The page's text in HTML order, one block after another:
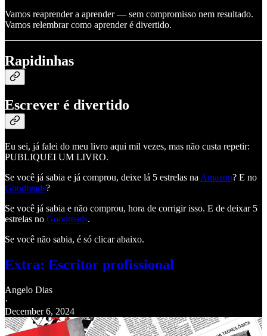
Vamos reaprender a aprender — sem compromisso nem resultado.
Vamos relembrar como aprender é divertido.
Rapidinhas
Escrever é divertido
Eu sei, já falei do meu livro aqui mil vezes, mas não custa repetir:
PUBLIQUEI UM LIVRO.
Se você já sabia e já comprou, deixe lá 5 estrelas na Amazon? E no
Goodreads?
Se você já sabia e não comprou, hora de corrigir isso. E de deixar 5
estrelas no Goodreads.
Se você não sabia, é só clicar abaixo.
Extra: Escritor profissional
Angelo Dias
·
December 6, 2024